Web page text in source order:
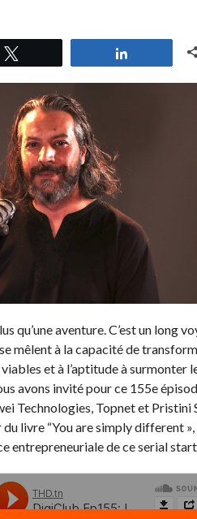
qu’une aventure.C’est un long
mêlent à la capacité de
et à l’aptitude à surmonter
avons invité pour ce 155e
Technologies, Topnetet Pristini
du livre “Youaresimplydifferent»,
entrepreneuriale de ceserial